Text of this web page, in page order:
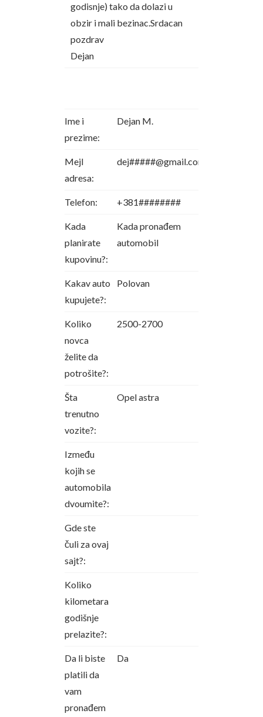
godisnje) tako da dolazi u
obzir i mali bezinac.Srdacan
pozdrav
Dejan
Ime i
prezime:
Dejan M.
Mejl
adresa:
dej#####@gmail.com
Telefon: +381########
Kada
planirate
kupovinu?:
Kada pronađem
automobil
Kakav auto
kupujete?:
Polovan
Koliko
novca
želite da
potrošite?:
2500-2700
Šta
trenutno
vozite?:
Opel astra
Između
kojih se
automobila
dvoumite?:
Gde ste
čuli za ovaj
sajt?:
Koliko
kilometara
godišnje
prelazite?:
Da li biste
platili da
vam
pronađem
Da